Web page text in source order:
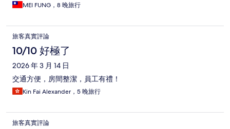
MEI FUNG，8 晚旅行
旅客真實評論
10/10 好極了
2026 年 3 月 14 日
交通方便，房間整潔，員工有禮！
Kin Fai Alexander，5 晚旅行
旅客真實評論